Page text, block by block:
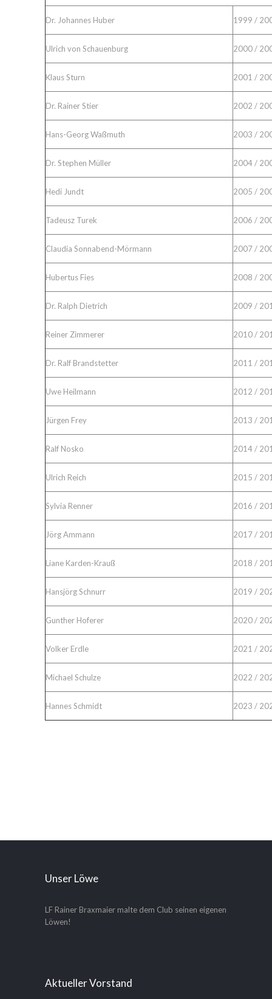
Dr. Johannes Huber 1999 /
Ulrich von Schauenburg 2000 /
Klaus Sturn 2001 /
Dr. Rainer Stier 2002 /
Hans-Georg Waßmuth 2003 /
Dr. Stephen Müller 2004 /
Hedi Jundt 2005 /
Tadeusz Turek 2006 /
Claudia Sonnabend-Mörmann 2007 /
Hubertus Fies 2008 /
Dr. Ralph Dietrich 2009 /
Reiner Zimmerer 2010 /
Dr. Ralf Brandstetter 2011 /
Uwe Heilmann 2012 /
Jürgen Frey 2013 /
Ralf Nosko 2014 /
Ulrich Reich 2015 /
Sylvia Renner 2016 /
Jörg Ammann 2017 /
Liane Karden-Krauß 2018 /
Hansjörg Schnurr 2019 /
Gunther Hoferer 2020 /
Volker Erdle 2021 /
Michael Schulze 2022 /
Hannes Schmidt 2023 /
Unser Löwe
LF Rainer Braxmaier malte dem Club seinen eigenen
Löwen!
Aktueller Vorstand